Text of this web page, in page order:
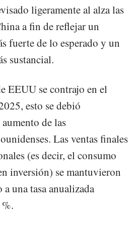
ligeramente al alza las
a fin de reflejar un
fuerte de lo esperado y un
sustancial.
EEUU se contrajo en el
esto se debió
de las
Las ventas finales
(es decir, el consumo
inversión) se mantuvieron
una tasa anualizada